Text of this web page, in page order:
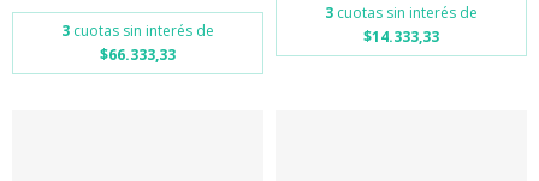
3 cuotas sin interés de
$66.333,33
3 cuotas sin interés de
$14.333,33